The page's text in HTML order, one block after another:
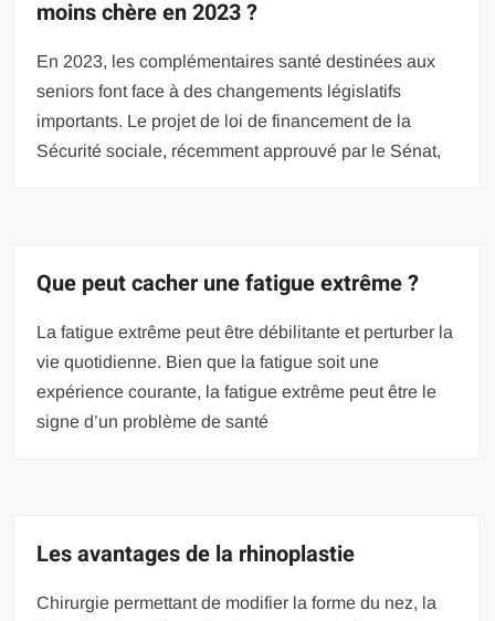
moins chère en 2023 ?
En 2023, les complémentaires santé destinées aux
seniors font face à des changements législatifs
importants. Le projet de loi de financement de la
Sécurité sociale, récemment approuvé par le Sénat,
Que peut cacher une fatigue extrême ?
‍La fatigue extrême peut être débilitante et perturber la
vie quotidienne. Bien que la fatigue soit une
expérience courante, la fatigue extrême peut être le
signe d’un problème de santé
Les avantages de la rhinoplastie
Chirurgie permettant de modifier la forme du nez, la